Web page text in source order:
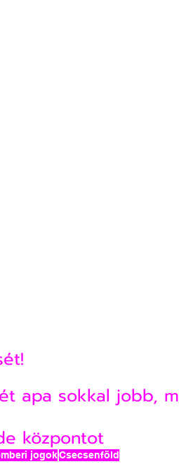
apa sokkal jobb,
központot
jogokCsecsenföld